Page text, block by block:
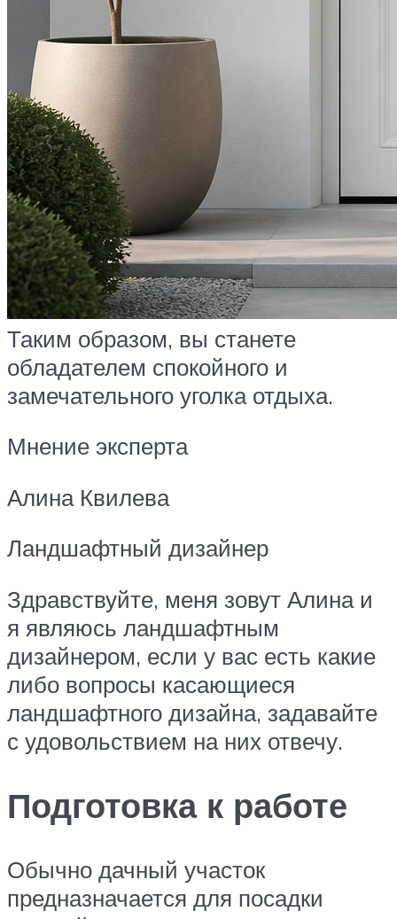
Таким образом, вы станете
обладателем спокойного и
замечательного уголка отдыха.
Мнение эксперта
Алина Квилева
Ландшафтный дизайнер
Здравствуйте, меня зовут Алина и
я являюсь ландшафтным
дизайнером, если у вас есть какие
либо вопросы касающиеся
ландшафтного дизайна, задавайте
с удовольствием на них отвечу.
Подготовка к работе
Обычно дачный участок
предназначается для посадки